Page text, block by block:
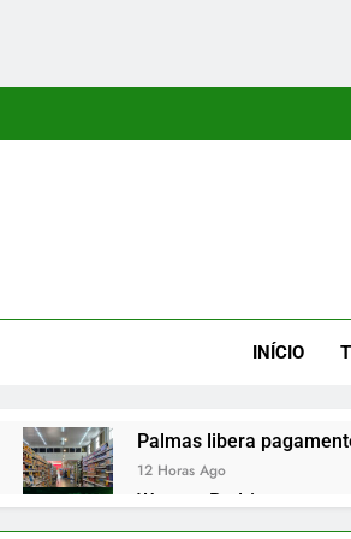
INÍCIO
Palmas libera
12 Horas Ago
Wagner Rodrigues
13 Horas Ago